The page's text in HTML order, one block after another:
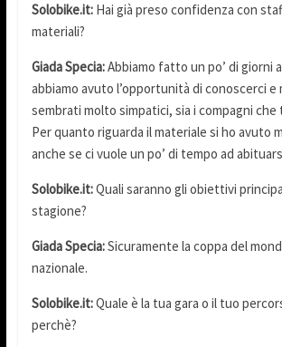
Solobike.it:Hai già preso confidenza con
materiali?
Giada Specia:Abbiamo fatto un po’ di giorni
abbiamo avuto l’opportunità di conoscerci e
sembrati molto simpatici, sia i compagni
Per quanto riguarda il materiale si ho avuto
anche se ci vuole un po’ di tempo ad
Solobike.it:Quali saranno gli obiettivi
stagione?
Giada Specia:Sicuramente la coppa del
nazionale.
Solobike.it:Quale è la tua gara o il tuo
perchè?